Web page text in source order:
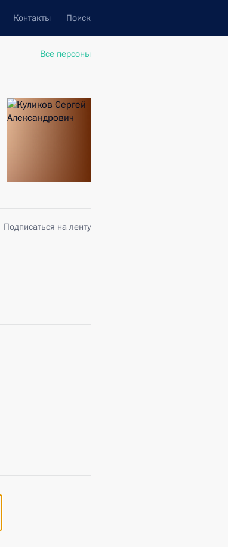
Контакты Поиск
Все персоны
Подписаться на ленту